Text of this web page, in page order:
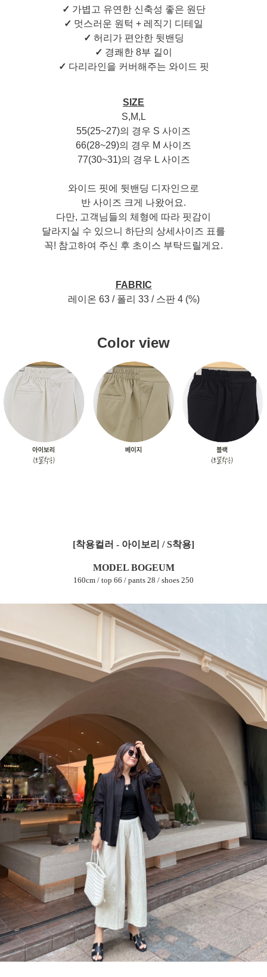
✓ 가볍고 유연한 신축성 좋은 원단
✓ 멋스러운 원턱 + 레직기 디테일
✓ 허리가 편안한 뒷밴딩
✓ 경쾌한 8부 길이
✓ 다리라인을 커버해주는 와이드 핏
SIZE
S,M,L
55(25~27)의 경우 S 사이즈
66(28~29)의 경우 M 사이즈
77(30~31)의 경우 L 사이즈
와이드 핏에 뒷밴딩 디자인으로
반 사이즈 크게 나왔어요.
다만, 고객님들의 체형에 따라 핏감이
달라지실 수 있으니 하단의 상세사이즈 표를
꼭! 참고하여 주신 후 초이스 부탁드릴게요.
FABRIC
레이온 63 / 폴리 33 / 스판 4 (%)
Color view
[착용컬러 - 아이보리 / S착용]
MODEL BOGEUM
160cm / top 66 / pants 28 / shoes 250